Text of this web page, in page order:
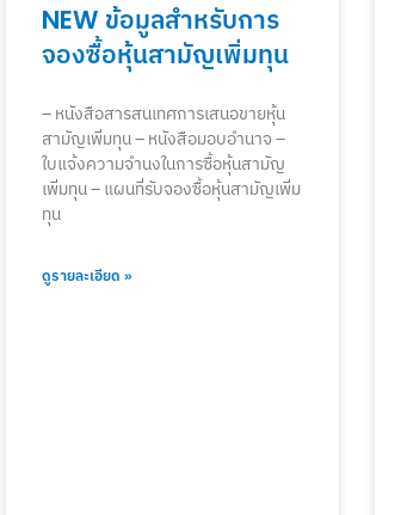
NEW ข้อมูลสำหรับการ
จองซื้อหุ้นสามัญเพิ่มทุน
– หนังสือสารสนเทศการเสนอขายหุ้น
สามัญเพิ่มทุน – หนังสือมอบอำนาจ –
ใบแจ้งความจำนงในการซื้อหุ้นสามัญ
เพิ่มทุน – แผนที่รับจองซื้อหุ้นสามัญเพิ่ม
ทุน
ดูรายละเอียด »